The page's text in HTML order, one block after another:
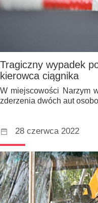
Tragiczny wypadek
kierowca ciągnika
W miejscowości Narzym
zderzenia dwóch aut
28 czerwca 2022